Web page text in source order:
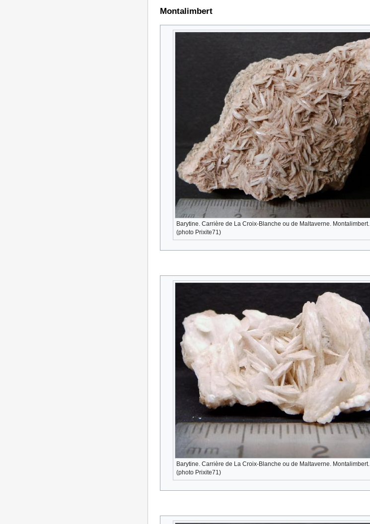
Montalimbert
Barytine. Carrière de La Croix-Blanche ou de Maltaverne. Montalimbert.
(photo Prixite71)
Barytine. Carrière de La Croix-Blanche ou de Maltaverne. Montalimbert.
(photo Prixite71)